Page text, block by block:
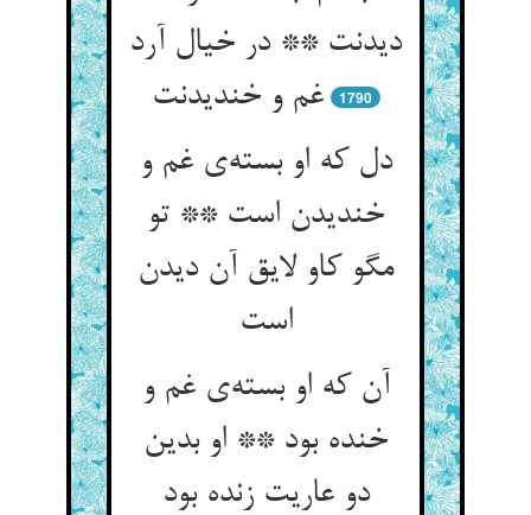
دیدنت ** در خیال آرد
غم و خندیدنت‌‌
1790
دل که او بسته‌‌ی غم و
خندیدن است ** تو
مگو کاو لایق آن دیدن
است‌‌
آن که او بسته‌‌ی غم و
خنده بود ** او بدین
دو عاریت زنده بود